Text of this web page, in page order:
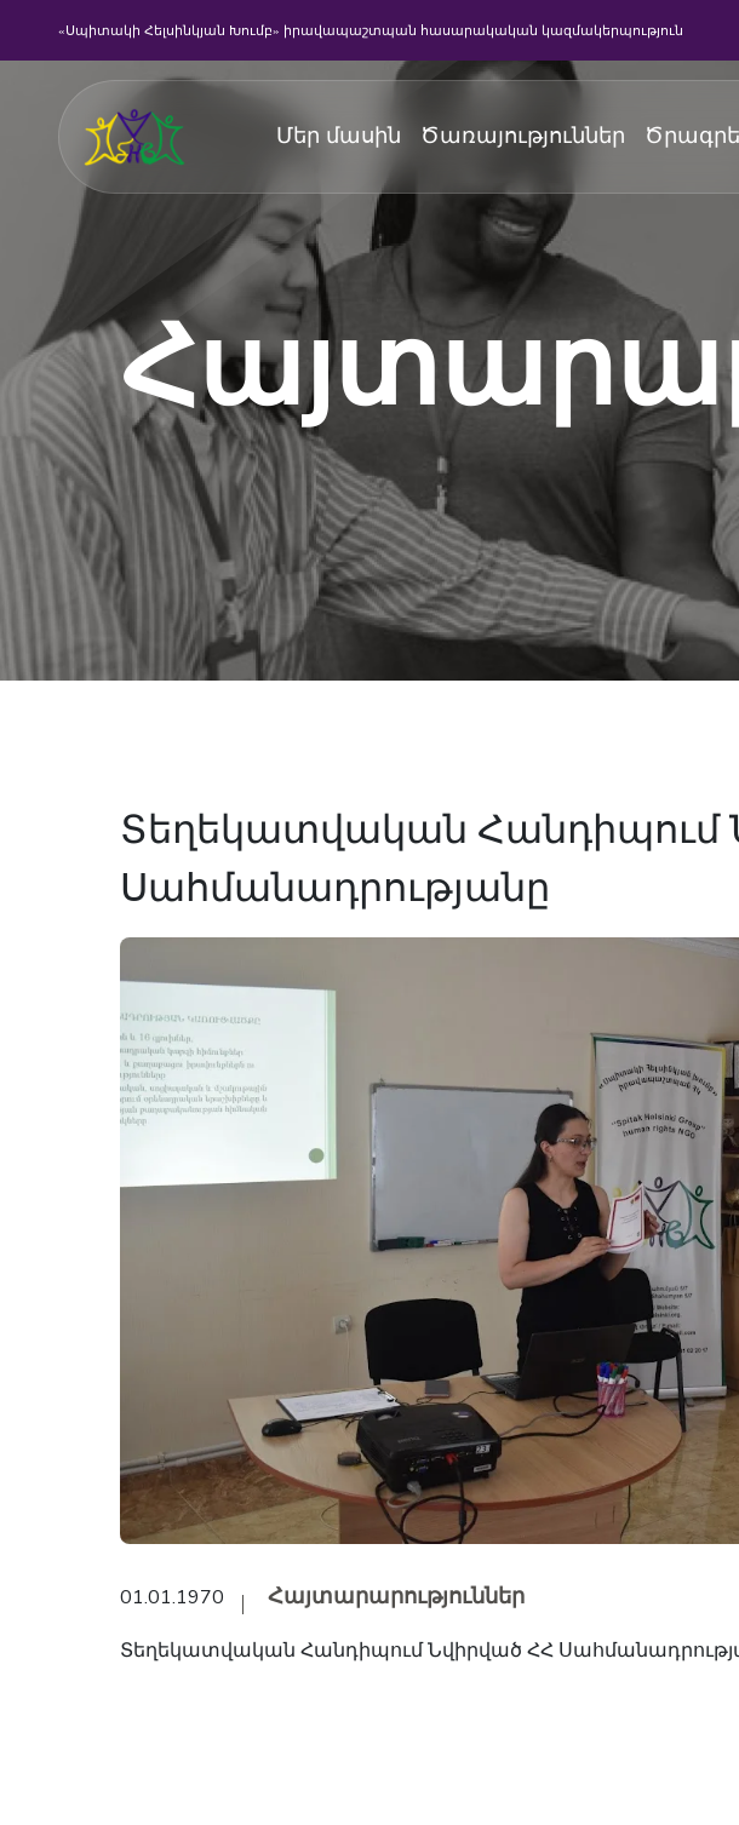
«Սպիտակի Հելսինկյան Խումբ» իրավապաշտպան հասարակական կազմակերպություն
Մեր մասին Ծառայություններ
Տեղեկատվական Հանդիպում
Սահմանադրությանը
01.01.1970 Հայտարարություններ
Տեղեկատվական Հանդիպում Նվիրված ՀՀ